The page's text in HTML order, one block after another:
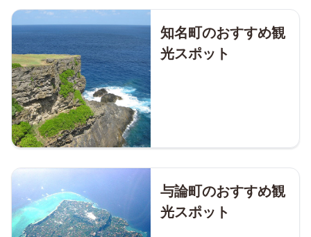
知名町のおすすめ観
光スポット
与論町のおすすめ観
光スポット